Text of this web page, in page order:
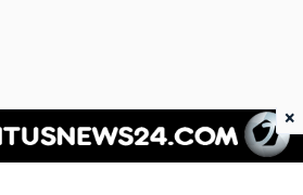
Juventus News 24
×